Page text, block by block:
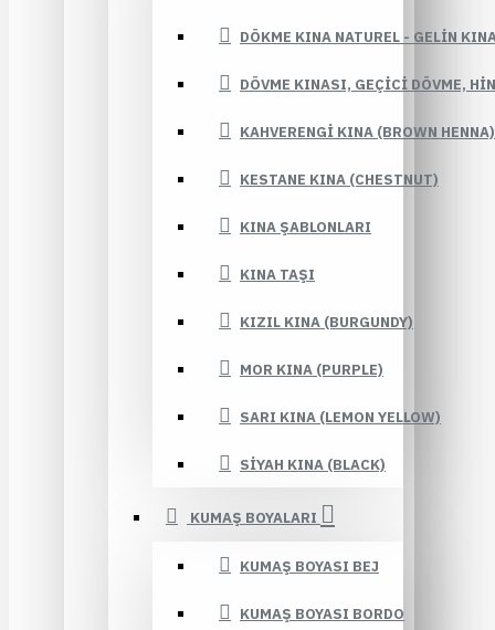
DÖKME KINA NATUREL - GELIN
DÖVME KINASI, GEÇICI DÖVME,
KAHVERENGI KINA (BROWN HENNA)
KESTANE KINA (CHESTNUT)
KINA ŞABLONLARI
KINA TAŞI
KIZIL KINA (BURGUNDY)
MOR KINA (PURPLE)
SARI KINA (LEMON YELLOW)
SIYAH KINA (BLACK)
KUMAŞ BOYALARI
KUMAŞ BOYASI BEJ
KUMAŞ BOYASI BORDO